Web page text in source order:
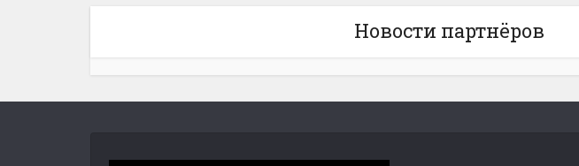
Новости партнёров